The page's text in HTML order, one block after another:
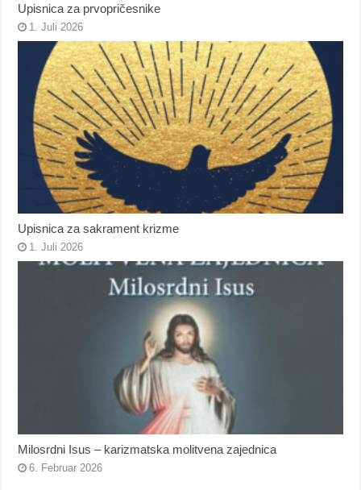
Upisnica za prvopričesnike
1. Juli 2026
Upisnica za sakrament krizme
1. Juli 2026
Milosrdni Isus – karizmatska molitvena zajednica
6. Februar 2026